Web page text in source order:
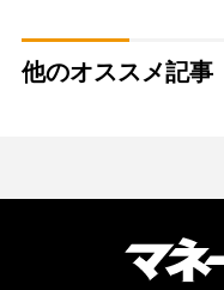
他のオススメ記事